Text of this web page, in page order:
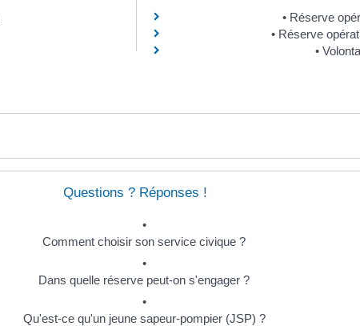
Réserve
Réserve
Questions ? Réponses !
Comment choisir son service civique ?
Dans quelle réserve peut-on s'engager ?
Qu'est-ce qu'un jeune sapeur-pompier (JSP) ?